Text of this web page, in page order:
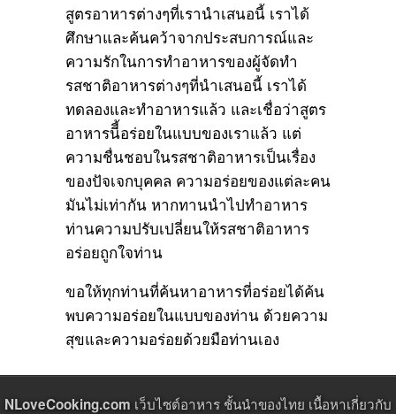
สูตรอาหารต่างๆที่เรานำเสนอนี้ เราได้
ศึกษาและค้นคว้าจากประสบการณ์และ
ความรักในการทำอาหารของผู้จัดทำ
รสชาติอาหารต่างๆที่นำเสนอนี้ เราได้
ทดลองและทำอาหารแล้ว และเชื่อว่าสูตร
อาหารนีี้อร่อยในแบบของเราแล้ว แต่
ความชื่นชอบในรสชาติอาหารเป็นเรื่อง
ของปัจเจกบุคคล ความอร่อยของแต่ละคน
มันไม่เท่ากัน หากทานนำไปทำอาหาร
ท่านความปรับเปลี่ยนให้รสชาติอาหาร
อร่อยถูกใจท่าน
ขอให้ทุกท่านที่ค้นหาอาหารที่อร่อยได้ค้น
พบความอร่อยในแบบของท่าน ด้วยความ
สุขและความอร่อยด้วยมือท่านเอง
NLoveCooking.com เว็บไซต์อาหาร ชั้นนำของไทย เนื้อหาเกี่ยวกับ